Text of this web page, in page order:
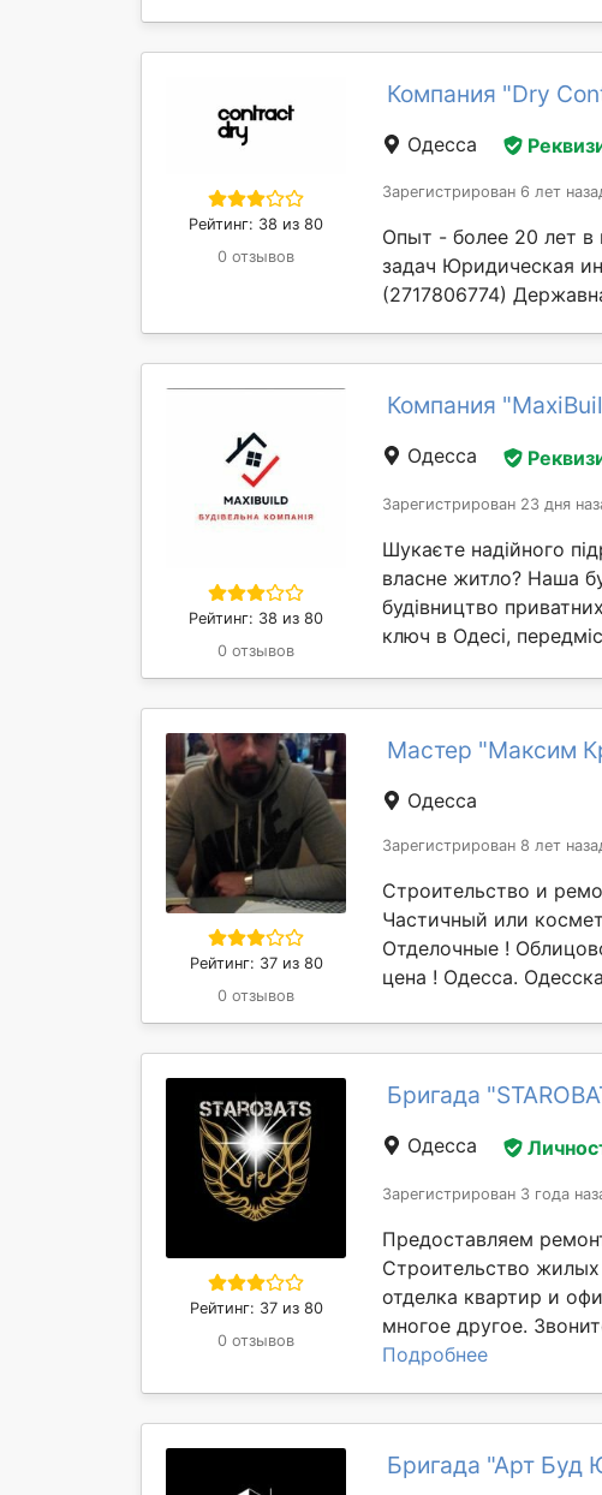
Рейтинг: 38 из 80
0 отзывов
Компания "Dry
Одесса
Зарегистрирован 6 лет
Опыт - более 20 лет
задач Юридическая
(2717806774)
Рейтинг: 38 из 80
0 отзывов
Компания
Одесса
Зарегистрирован 23 дня
Шукаєте надійного
власне житло? Наша
будівництво
ключ в Одесі,
Рейтинг: 37 из 80
0 отзывов
Мастер "Максим
Одесса
Зарегистрирован 8 лет
Строительство и
Частичный или
Отделочные !
цена ! Одесса.
Рейтинг: 37 из 80
0 отзывов
Бригада
Одесса
Зарегистрирован 3 года
Предоставляем
Строительство
отделка квартир и
многое другое.
Подробнее
Бригада "Арт Буд